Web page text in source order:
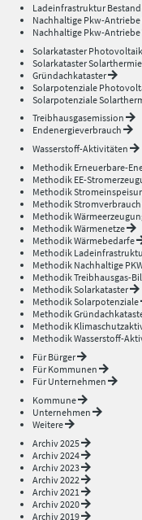
Ladeinfrastruktur Bestand
Nachhaltige Pkw-Antriebe
Nachhaltige Pkw-
Solarkataster Photovoltaik
Solarkataster Solarthermie
Gründachkataster
Solarpotenziale
Solarpotenziale
Treibhausgasemission
Endenergieverbrauch
Wasserstoff-Aktivitäten
Methodik Erneuerbare-
Methodik EE-
Methodik
Methodik Stromverbrauch
Methodik
Methodik Wärmenetze
Methodik Wärmebedarfe
Methodik
Methodik Nachhaltige
Methodik Treibhausgas-
Methodik Solarkataster
Methodik Solarpotenziale
Methodik
Methodik
Methodik Wasserstoff-
Für Bürger
Für Kommunen
Für Unternehmen
Kommune
Unternehmen
Weitere
Archiv 2025
Archiv 2024
Archiv 2023
Archiv 2022
Archiv 2021
Archiv 2020
Archiv 2019